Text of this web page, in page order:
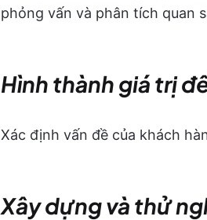
phỏng vấn và phân tích quan
Hình thành giá trị
Xác định vấn đề của khách
Xây dựng và thử